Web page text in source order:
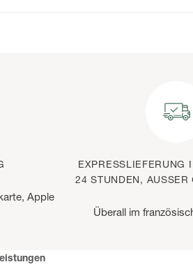
Apple
EXPRESSLIEFERUNG
24 STUNDEN, AUSSER
Überall im